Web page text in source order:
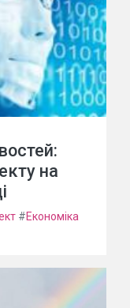
на
#Економіка